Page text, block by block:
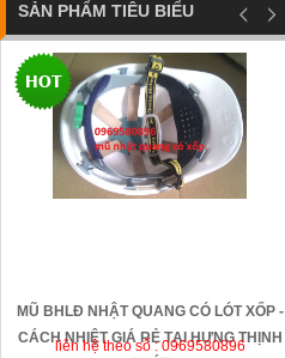
SẢN PHẨM TIÊU BIỂU
MŨ BHLĐ NHẬT QUANG CÓ LÓT XỐP -
CÁCH NHIỆT GIÁ RẺ TẠI HƯNG THỊNH
liên hệ theo số : 0969580896